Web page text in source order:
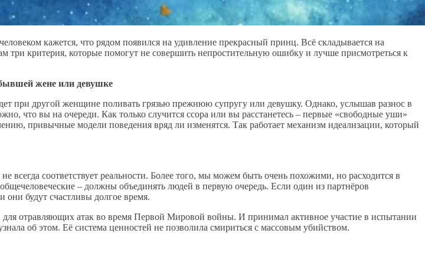
кажется, что рядом появился на удивление прекрасный принц. Всё складывается на
критерия, которые помогут не совершить непростительную ошибку и лучше присмотреться к
жене или девушке
при другой женщине поливать грязью прежнюю супругу или девушку. Однако, услышав разнос в
что вы на очереди. Как только случится ссора или вы расстанетесь – первые «свободные уши»
привычные модели поведения вряд ли изменятся. Так работает механизм идеализации, который
всегда соответствует реальности. Более того, мы можем быть очень похожими, но расходится в
– должны объединять людей в первую очередь. Если один из партнёров
они будут счастливы долгое время.
отравляющих атак во время Первой Мировой войны. И принимал активное участие в испытании
об этом. Её система ценностей не позволила смириться с массовым убийством.